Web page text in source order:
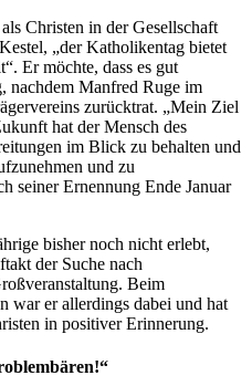
Christen in der Gesellschaft
„der Katholikentag bietet
Er möchte, dass es gut
nachdem Manfred Ruge im
zurücktrat. „Mein Ziel
hat der Mensch des
im Blick zu behalten und
und zu
seiner Ernennung Ende Januar
bisher noch nicht erlebt,
der Suche nach
Beim
war er allerdings dabei und hat
in positiver Erinnerung.